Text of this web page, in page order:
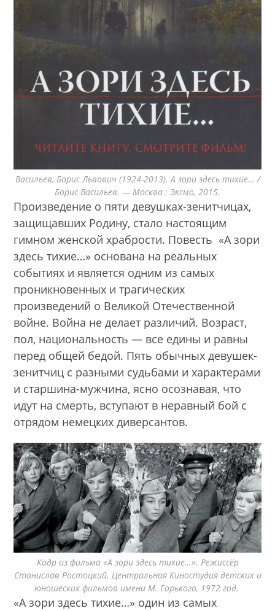
Васильев, Борис Львович (1924-2013). А зори здесь тихие… /
Борис Васильев. — Москва : Эксмо, 2015.
Произведение о пяти девушках-зенитчицах,
защищавших Родину, стало настоящим
гимном женской храбрости. Повесть «А зори
здесь тихие…» основана на реальных
событиях и является одним из самых
проникновенных и трагических
произведений о Великой Отечественной
войне. Война не делает различий. Возраст,
пол, национальность — все едины и равны
перед общей бедой. Пять обычных девушек-
зенитчиц с разными судьбами и характерами
и старшина-мужчина, ясно осознавая, что
идут на смерть, вступают в неравный бой с
отрядом немецких диверсантов.
Кадр из фильма «А зори здесь тихие…». Режиссёр
Станислав Ростоцкий. Центральная Киностудия детских и
юношеских фильмов имени М. Горького, 1972 год.
«А зори здесь тихие…» один из самых